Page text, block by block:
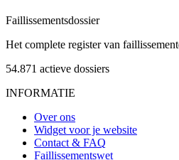
Faillissementsdossier
Het complete register van
54.871 actieve dossiers
INFORMATIE
Over ons
Widget voor je website
Contact & FAQ
Faillissementswet